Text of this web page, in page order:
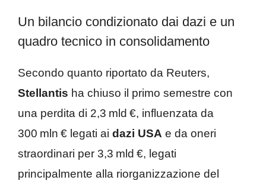
Un bilancio condizionato dai dazi e un
quadro tecnico in consolidamento
Secondo quanto riportato da Reuters,
Stellantis ha chiuso il primo semestre con
una perdita di 2,3 mld €, influenzata da
300 mln € legati ai dazi USA e da oneri
straordinari per 3,3 mld €, legati
principalmente alla riorganizzazione del